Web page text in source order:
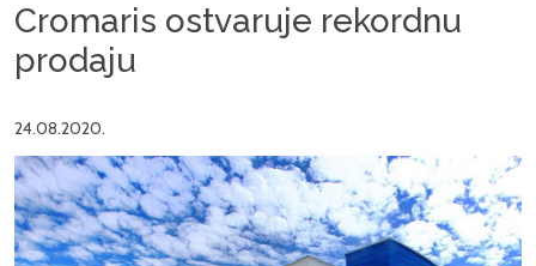
Cromaris ostvaruje rekordnu
prodaju
24.08.2020.